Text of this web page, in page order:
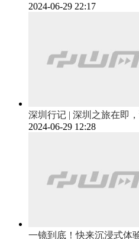
2024-06-29 22:17
深圳行记 | 深圳之旅在即
2024-06-29 12:28
一镜到底！快来沉浸式体